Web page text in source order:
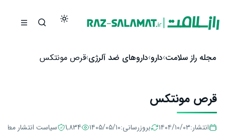
مجله راز سلامت دارو داروهای ضد آلرژی قرص مونتکس
قرص مونتکس
انتشار:۱۴۰۴/۱۰/۰۳ بروزرسانی:۱۴۰۵/۰۵/۱۰ 1,834 سیاست انتشار